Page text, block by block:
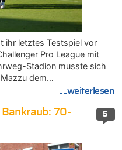
ihr letztes Testspiel vor
Pro League mit
Stadion musste sich
Mazzu dem…
....weiterlesen
5
70-